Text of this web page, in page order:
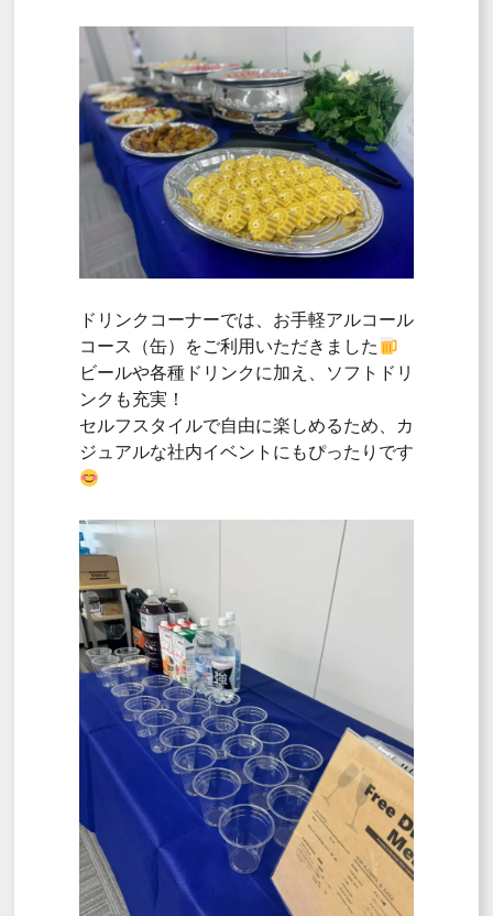
ドリンクコーナーでは、お手軽アルコール
コース（缶）をご利用いただきました
ビールや各種ドリンクに加え、ソフトドリ
ンクも充実！
セルフスタイルで自由に楽しめるため、カ
ジュアルな社内イベントにもぴったりです